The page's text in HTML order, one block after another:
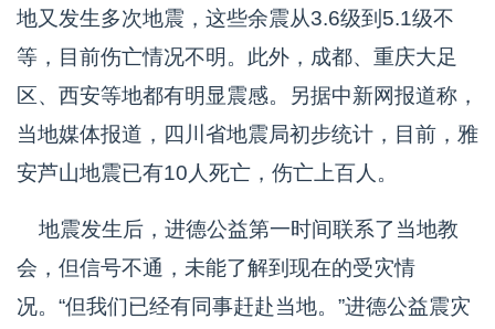
地又发生多次地震，这些余震从3.6级到5.1级不
等，目前伤亡情况不明。此外，成都、重庆大足
区、西安等地都有明显震感。另据中新网报道称，
当地媒体报道，四川省地震局初步统计，目前，雅
安芦山地震已有10人死亡，伤亡上百人。
地震发生后，进德公益第一时间联系了当地教
会，但信号不通，未能了解到现在的受灾情
况。“但我们已经有同事赶赴当地。”进德公益震灾